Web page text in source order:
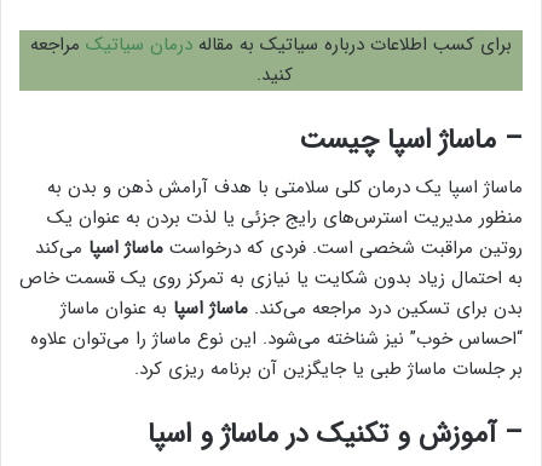
برای کسب اطلاعات درباره سیاتیک به مقاله درمان سیاتیک مراجعه
کنید.
– ماساژ اسپا چیست
ماساژ اسپا یک درمان کلی سلامتی با هدف آرامش ذهن و بدن به
منظور مدیریت استرس‌های رایج جزئی یا لذت بردن به عنوان یک
روتین مراقبت شخصی است. فردی که درخواست ماساژ اسپا می‌کند
به احتمال زیاد بدون شکایت یا نیازی به تمرکز روی یک قسمت خاص
بدن برای تسکین درد مراجعه می‌کند. ماساژ اسپا به عنوان ماساژ
“احساس خوب” نیز شناخته می‌شود. این نوع ماساژ را می‌توان علاوه
بر جلسات ماساژ طبی یا جایگزین آن برنامه ریزی کرد.
– آموزش و تکنیک در ماساژ و اسپا